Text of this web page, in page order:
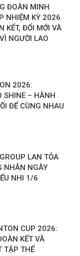
ĐOÀN MINH
NHIỆM KỲ 2026
KẾT, ĐỔI MỚI VÀ
NGƯỜI LAO
2026:
SHINE – HÀNH
ĐỂ CÙNG NHAU
LAN TỎA
NHÂN NGÀY
NHI 1/6
CUP 2026:
KẾT VÀ
TẬP THỂ